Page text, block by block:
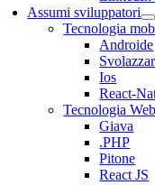
Assumi sviluppatori
Tecnologia
Androide
Ios
React-
Tecnologia
Giava
.PHP
Pitone
React JS